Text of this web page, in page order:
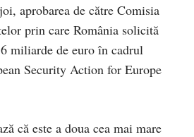
aprobarea de către Comisia
prin care România solicită
miliarde de euro în cadrul
Security Action for Europe
că este a doua cea mai mare